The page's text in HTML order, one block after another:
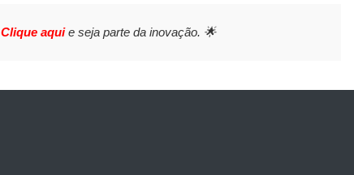
Clique aquie seja parte da inovação. 🌟